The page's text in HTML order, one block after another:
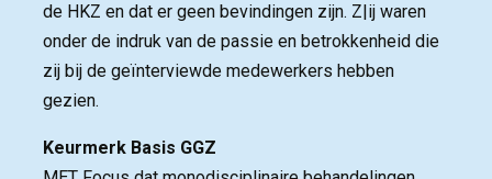
de HKZ en dat er geen bevindingen zijn. Z|ij waren
onder de indruk van de passie en betrokkenheid die
zij bij de geïnterviewde mede­werkers hebben
gezien.
Keurmerk Basis GGZ